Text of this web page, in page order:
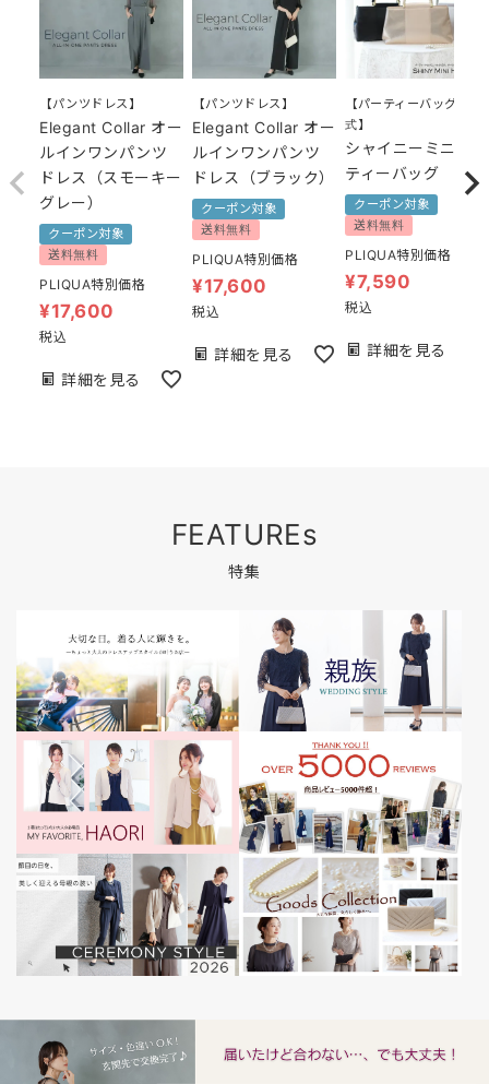
【パンツドレス】
Elegant Collar オー
ルインワンパンツ
ドレス（スモーキー
グレー）
クーポン対象
送料無料
PLIQUA特別価格
¥17,600
税込
詳細を見る
【パンツドレス】
Elegant Collar オー
ルインワンパンツ
ドレス（ブラック）
クーポン対象
送料無料
PLIQUA特別価格
¥17,600
税込
詳細を見る
【パーティーバッグ 結婚
式】
シャイニーミニパー
ティーバッグ
クーポン対象
送料無料
PLIQUA特別価格
¥7,590
税込
詳細を見る
FEATUREs
特集